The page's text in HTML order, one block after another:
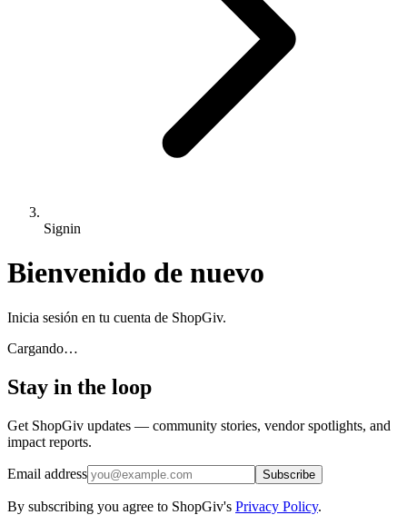
Signin
Bienvenido de nuevo
Inicia sesión en tu cuenta de ShopGiv.
Cargando…
Stay in the loop
Get ShopGiv updates — community stories, vendor spotlights, and
impact reports.
Email address Subscribe
By subscribing you agree to ShopGiv's Privacy Policy.